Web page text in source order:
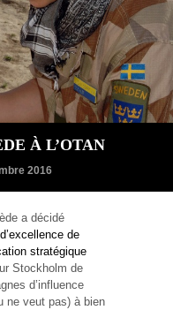
À L’OTAN
2016
a décidé
de
stratégique
Stockholm de
d’influence
ne veut pas) à bien